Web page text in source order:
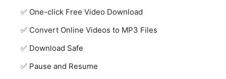
One-click Free Video Download
Convert Online Videos to MP3 Files
Download Safe
Pause and Resume